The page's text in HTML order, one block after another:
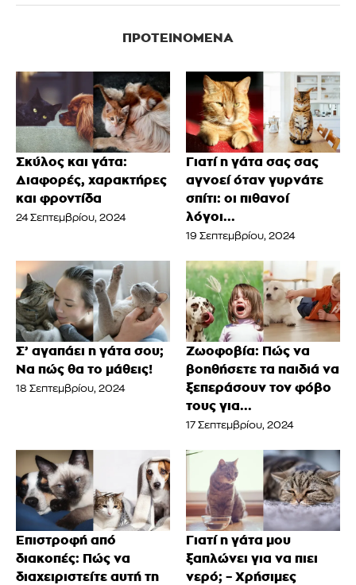
ΠΡΟΤΕΙΝΌΜΕΝΑ
Σκύλος και γάτα:
Διαφορές, χαρακτήρες
και φροντίδα
24 Σεπτεμβρίου, 2024
Γιατί η γάτα σας σας
αγνοεί όταν γυρνάτε
σπίτι: οι πιθανοί
λόγοι...
19 Σεπτεμβρίου, 2024
Σ’ αγαπάει η γάτα σου;
Να πώς θα το μάθεις!
18 Σεπτεμβρίου, 2024
Ζωοφοβία: Πώς να
βοηθήσετε τα παιδιά να
ξεπεράσουν τον φόβο
τους για...
17 Σεπτεμβρίου, 2024
Επιστροφή από
διακοπές: Πώς να
διαχειριστείτε αυτή τη
Γιατί η γάτα μου
ξαπλώνει για να πιει
νερό; – Χρήσιμες